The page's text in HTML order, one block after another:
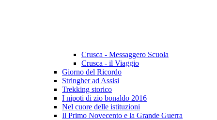
Crusca - Messaggero Scuola
Crusca - il Viaggio
Giorno del Ricordo
Stringher ad Assisi
Trekking storico
I nipoti di zio bonaldo 2016
Nel cuore delle istituzioni
Il Primo Novecento e la Grande Guerra